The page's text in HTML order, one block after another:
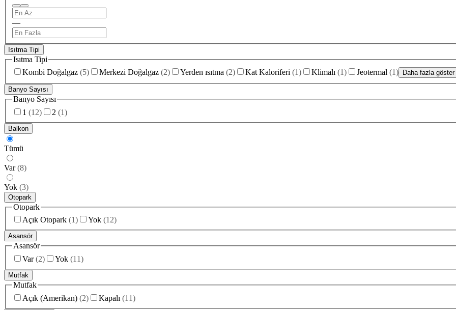
—
Isıtma Tipi
Isıtma Tipi
Kombi Doğalgaz (5) Merkezi Doğalgaz (2) Yerden ısıtma (2) Kat Kaloriferi (1) Klimalı (1) Jeotermal (1) Daha fazla göster
Banyo Sayısı
Banyo Sayısı
1 (12) 2 (1)
Balkon
Tümü
Var (8)
Yok (3)
Otopark
Otopark
Açık Otopark (1) Yok (12)
Asansör
Asansör
Var (2) Yok (11)
Mutfak
Mutfak
Açık (Amerikan) (2) Kapalı (11)